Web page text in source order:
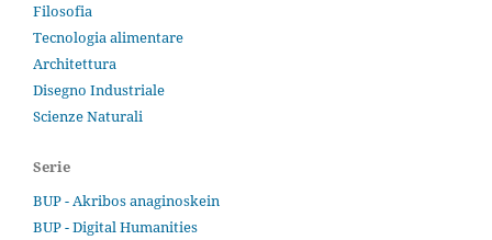
Filosofia
Tecnologia alimentare
Architettura
Disegno Industriale
Scienze Naturali
Serie
BUP - Akribos anaginoskein
BUP - Digital Humanities